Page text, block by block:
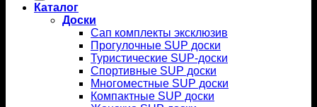
Каталог
Доски
Сап комплекты эксклюзив
Прогулочные SUP доски
Туристические SUP-доски
Спортивные SUP доски
Многоместные SUP доски
Компактные SUP доски